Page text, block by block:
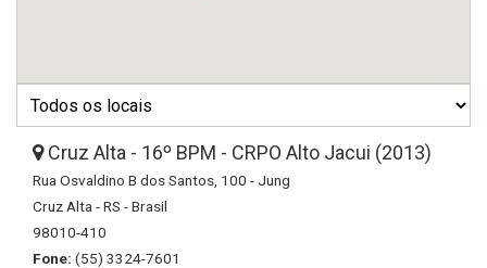
Cruz Alta - 16º BPM - CRPO Alto Jacui (2013)
Rua Osvaldino B dos Santos, 100 - Jung
Cruz Alta - RS - Brasil
98010-410
Fone: (55) 3324-7601